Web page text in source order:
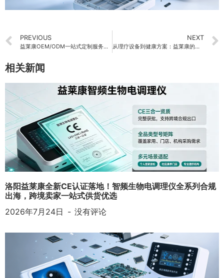
PREVIOUS
益莱康OEM/ODM一站式定制服务全景
NEXT
从理疗设备到健康方案：益莱康的大健康产业布局
相关新闻
洛阳益莱康全新CE认证落地！智频生物电调理仪全系列合规
出海，跨境卖家一站式供货优选
2026年7月24日
没有评论